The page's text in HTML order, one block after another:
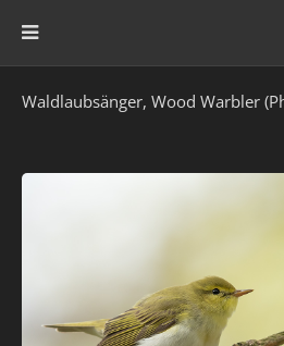
Waldlaubsänger, Wood Warbler